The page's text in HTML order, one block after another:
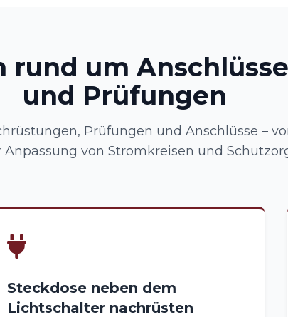
rund um
und Prüfungen
Prüfungen und Anschlüsse –
Anpassung von Stromkreisen und
Steckdose neben dem
Lichtschalter nachrüsten